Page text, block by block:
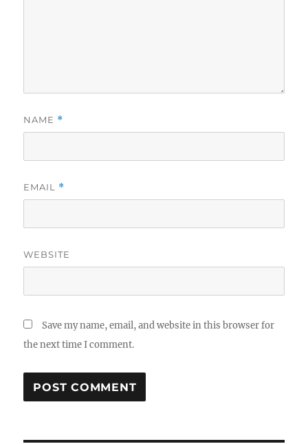
NAME *
EMAIL *
WEBSITE
Save my name, email, and website in this browser for
the next time I comment.